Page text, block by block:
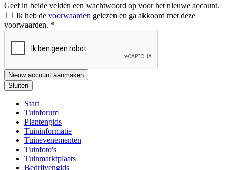
Geef in beide velden een wachtwoord op voor het nieuwe account.
Ik heb de voorwaarden gelezen en ga akkoord met deze
voorwaarden. *
Nieuw account aanmaken
Sluiten
Start
Tuinforum
Plantengids
Tuininformatie
Tuinevenementen
Tuinfoto's
Tuinmarktplaats
Bedrijvengids